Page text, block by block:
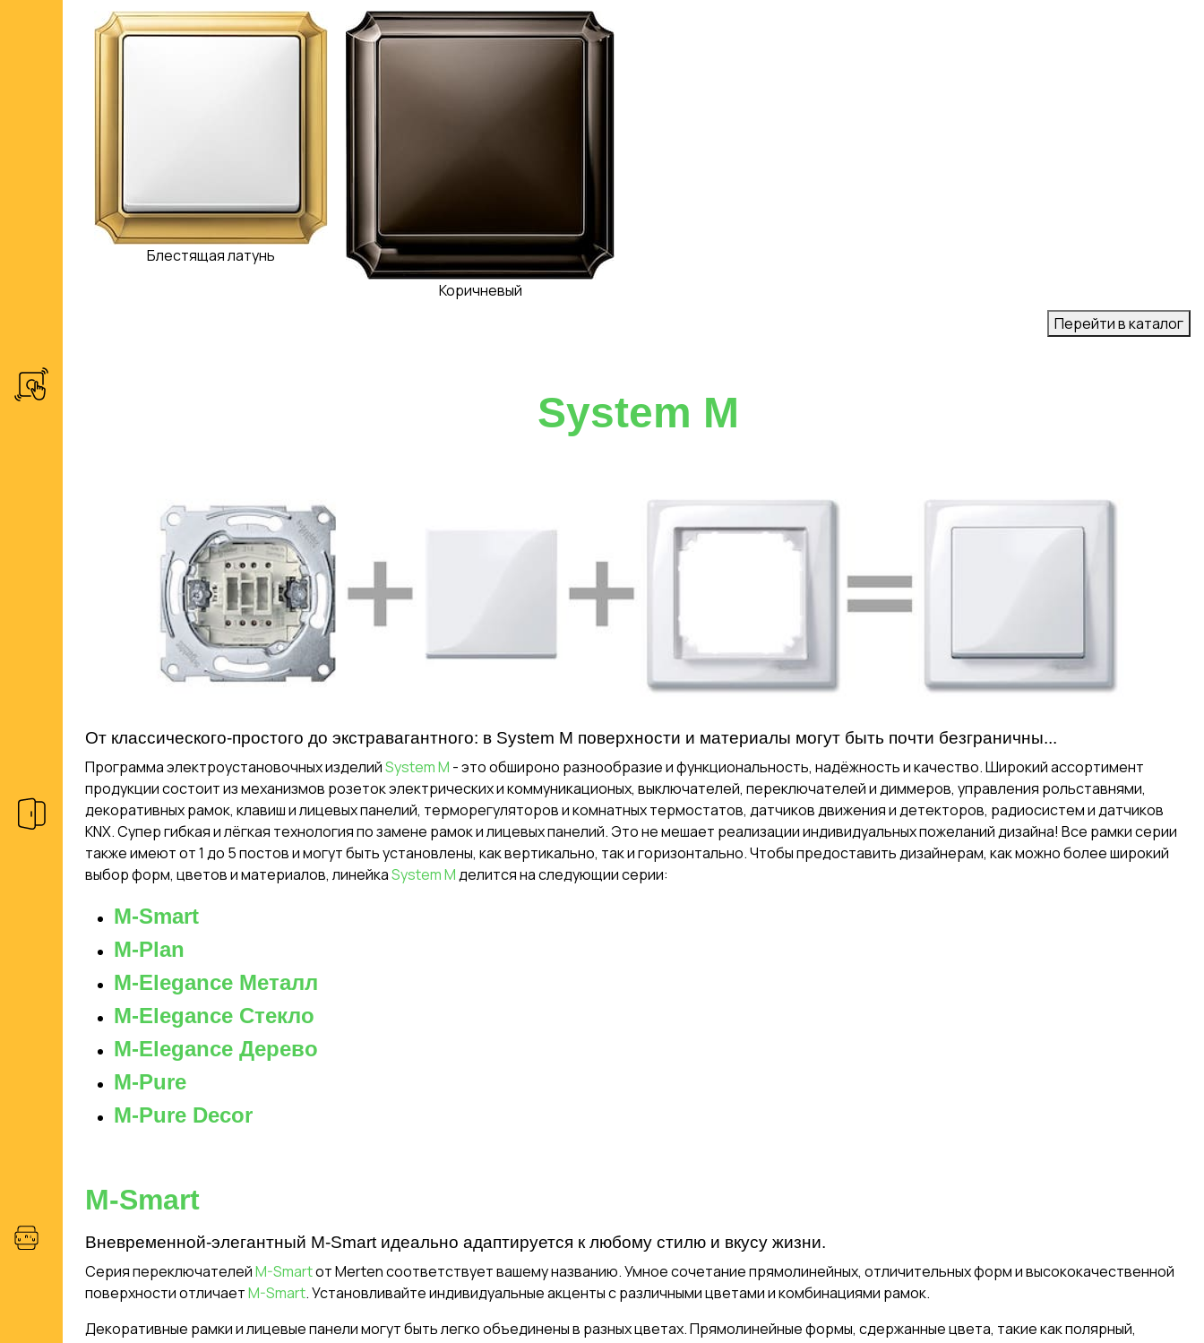
Блестящая латунь
Коричневый
Перейти в каталог
System M
От классического-простого до экстравагантного: в System M поверхности и материалы могут быть почти безграничны...
Программа электроустановочных изделийSystem M - это обшироно разнообразие и функциональность, надёжность и качество. Широкий ассортимент
продукции состоит из механизмов розеток электрических и коммуникационых, выключателей, переключателей и диммеров, управления рольставнями,
декоративных рамок, клавиш и лицевых панелий, терморегуляторов и комнатных термостатов, датчиков движения и детекторов, радиосистем и датчиков
KNX. Супер гибкая и лёгкая технология по замене рамок и лицевых панелий. Это не мешает реализации индивидуальных пожеланий дизайна! Все рамки серии
также имеют от 1 до 5 постов и могут быть установлены, как вертикально, так и горизонтально. Чтобы предоставить дизайнерам, как можно более широкий
выбор форм, цветов и материалов, линейкаSystem Mделится на следующии серии:
M-Smart
M-Plan
M-Elegance Металл
M-Elegance Стекло
M-Elegance Дерево
M-Pure
M-Pure Decor
M-Smart
Вневременной-элегантный M-Smart идеально адаптируется к любому стилю и вкусу жизни.
Серия переключателейM-Smartот Merten соответствует вашему названию. Умное сочетание прямолинейных, отличительных форм и высококачественной
поверхности отличаетM-Smart. Установливайте индивидуальные акценты с различными цветами и комбинациями рамок.
Декоративные рамки и лицевые панели могут быть легко объединены в разных цветах. Прямолинейные формы, сдержанные цвета, такие как полярный,